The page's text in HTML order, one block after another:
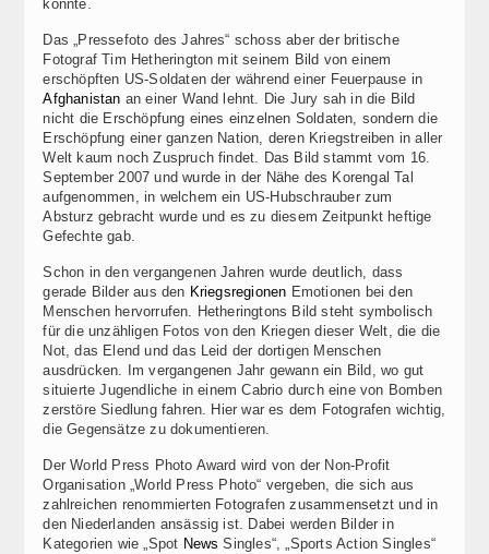
konnte.
Das „Pressefoto des Jahres“ schoss aber der britische
Fotograf Tim Hetherington mit seinem Bild von einem
erschöpften US-Soldaten der während einer Feuerpause in
Afghanistan an einer Wand lehnt. Die Jury sah in die Bild
nicht die Erschöpfung eines einzelnen Soldaten, sondern die
Erschöpfung einer ganzen Nation, deren Kriegstreiben in aller
Welt kaum noch Zuspruch findet. Das Bild stammt vom 16.
September 2007 und wurde in der Nähe des Korengal Tal
aufgenommen, in welchem ein US-Hubschrauber zum
Absturz gebracht wurde und es zu diesem Zeitpunkt heftige
Gefechte gab.
Schon in den vergangenen Jahren wurde deutlich, dass
gerade Bilder aus den Kriegsregionen Emotionen bei den
Menschen hervorrufen. Hetheringtons Bild steht symbolisch
für die unzähligen Fotos von den Kriegen dieser Welt, die die
Not, das Elend und das Leid der dortigen Menschen
ausdrücken. Im vergangenen Jahr gewann ein Bild, wo gut
situierte Jugendliche in einem Cabrio durch eine von Bomben
zerstöre Siedlung fahren. Hier war es dem Fotografen wichtig,
die Gegensätze zu dokumentieren.
Der World Press Photo Award wird von der Non-Profit
Organisation „World Press Photo“ vergeben, die sich aus
zahlreichen renommierten Fotografen zusammensetzt und in
den Niederlanden ansässig ist. Dabei werden Bilder in
Kategorien wie „Spot News Singles“, „Sports Action Singles“